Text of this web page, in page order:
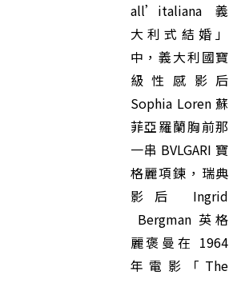
all’italiana 義
大利式結婚」
中，義大利國寶
級性感影后
Sophia Loren 蘇
菲亞羅蘭胸前那
一串 BVLGARI 寶
格麗項鍊，瑞典
影后 Ingrid
Bergman 英格
麗褒曼在 1964
年電影「The